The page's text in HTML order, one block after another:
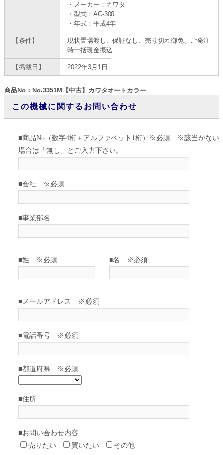
・メーカー：カワタ
・型式：AC-300
・年式：平成4年
【条件】
現状置場渡し、保証なし、売り切れ御免、ご発注
時一括現金振込
【掲載日】 2022年3月1日
商品No：No.3351M【中古】カワタオートカラー
この機械に関するお問い合わせ